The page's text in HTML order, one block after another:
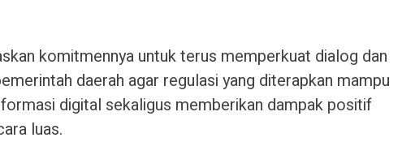
komitmennya untuk terus memperkuat dialog dan
daerah agar regulasi yang diterapkan mampu
digital sekaligus memberikan dampak positif
luas.